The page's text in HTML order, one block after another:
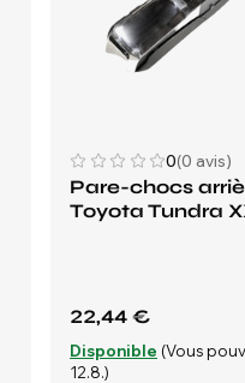
0(0 avis)
Pare-chocs
Toyota Tundra
22,44 €
Disponible (Vous
12.8.)